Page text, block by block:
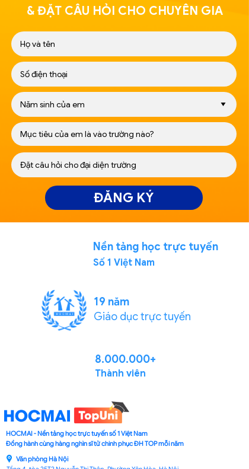
& ĐẶT CÂU HỎI CHO CHUYÊN GIA
ĐĂNG KÝ
8.000.000+
Thành viên
19 năm
Giáo dục trực tuyến
Nền tảng học trực tuyến
Số 1 Việt Nam
HOCMAI - Nền tảng học trực tuyến số 1 Việt Nam
Đồng hành cùng hàng nghìn sĩ tử chinh phục ĐH TOP mỗi năm
Văn phòng Hà Nội